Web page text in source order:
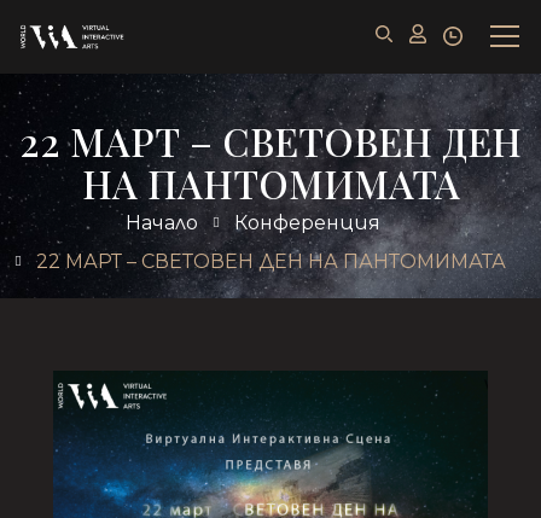
22 МАРТ – СВЕТОВЕН ДЕН
НА ПАНТОМИМАТА
Начало
Конференция
22 МАРТ – СВЕТОВЕН ДЕН НА ПАНТОМИМАТА